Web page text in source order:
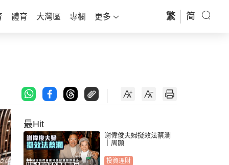
體育 大灣區 專欄 更多 繁 简
最Hit
謝偉俊夫婦擬效法蔡瀾
｜周顯
投資理財